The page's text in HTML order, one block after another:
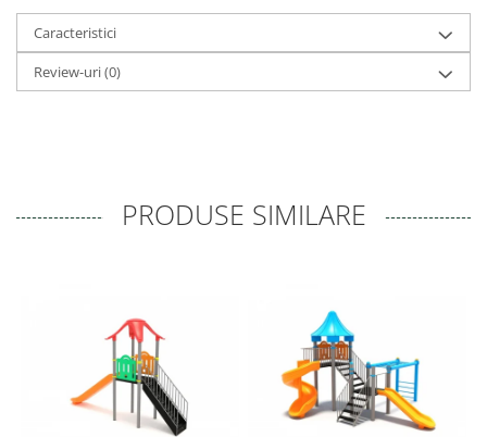
Caracteristici
Review-uri(0)
PRODUSE SIMILARE